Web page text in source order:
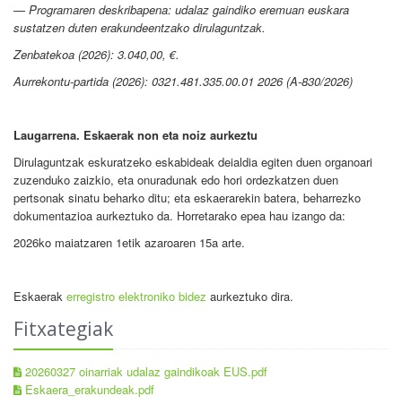
— Programaren deskribapena: udalaz gaindiko eremuan euskara
sustatzen duten erakundeentzako dirulaguntzak.
Zenbatekoa (2026): 3.040,00, €.
Aurrekontu-partida (2026): 0321.481.335.00.01 2026 (A-830/2026)
Laugarrena. Eskaerak non eta noiz aurkeztu
Dirulaguntzak eskuratzeko eskabideak deialdia egiten duen organoari
zuzenduko zaizkio, eta onuradunak edo hori ordezkatzen duen
pertsonak sinatu beharko ditu; eta eskaerarekin batera, beharrezko
dokumentazioa aurkeztuko da. Horretarako epea hau izango da:
2026ko maiatzaren 1etik azaroaren 15a arte.
Eskaerak erregistro elektroniko bidez aurkeztuko dira.
Fitxategiak
20260327 oinarriak udalaz gaindikoak EUS.pdf
Eskaera_erakundeak.pdf